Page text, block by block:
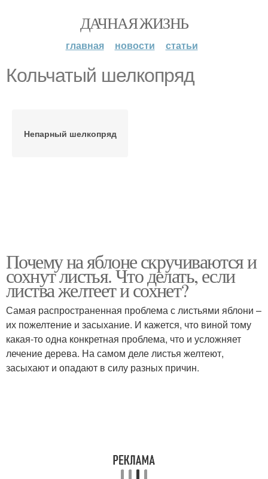
ДАЧНАЯ ЖИЗНЬ
главная новости статьи
Кольчатый шелкопряд
Непарный шелкопряд
Почему на яблоне скручиваются и
сохнут листья. Что делать, если
листва желтеет и сохнет?
Самая распространенная проблема с листьями яблони –
их пожелтение и засыхание. И кажется, что виной тому
какая-то одна конкретная проблема, что и усложняет
лечение дерева. На самом деле листья желтеют,
засыхают и опадают в силу разных причин.